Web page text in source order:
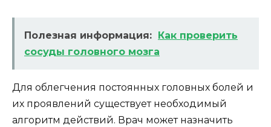
Полезная информация:
Как проверить
сосуды головного мозга
Для облегчения постоянных головных болей и
их проявлений существует необходимый
алгоритм действий. Врач может назначить